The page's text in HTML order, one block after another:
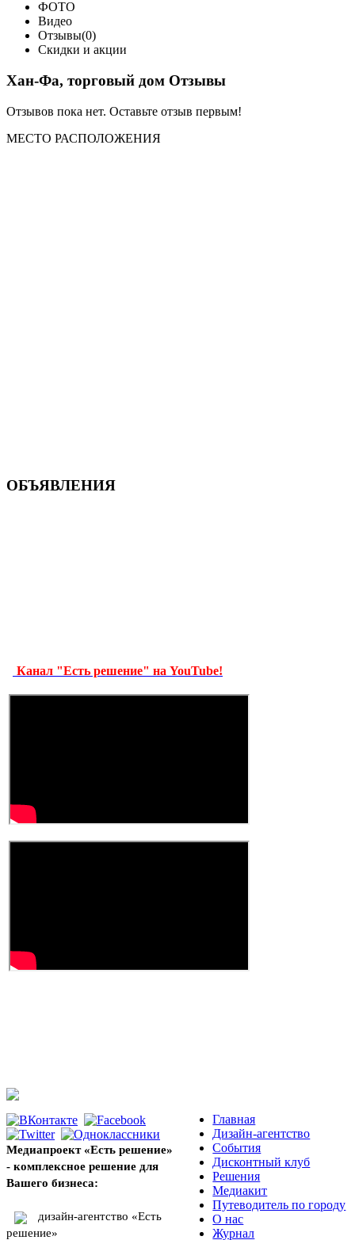
ФОТО
Видео
Отзывы(0)
Скидки и акции
Хан-Фа, торговый дом Отзывы
Отзывов пока нет. Оставьте отзыв первым!
МЕСТО РАСПОЛОЖЕНИЯ
ОБЪЯВЛЕНИЯ
Канал "Есть решение" на YouTube!
Медиапроект «Есть решение»
- комплексное решение для
Вашего бизнеса:
дизайн-агентство «Есть
решение»
Главная
Дизайн-агентство
События
Дисконтный клуб
Решения
Медиакит
Путеводитель по городу
О нас
Журнал